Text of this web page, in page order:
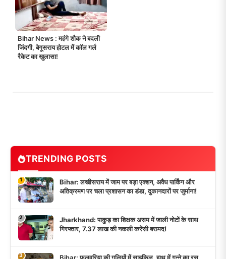
Bihar News : महंगे शौक ने बदली
जिंदगी, बेगूसराय होटल में कॉल गर्ल
रैकेट का खुलासा!
TRENDING POSTS
1
Bihar: लखीसराय में जाम पर बड़ा एक्शन, अवैध पार्किंग और
अतिक्रमण पर चला प्रशासन का डंडा, दुकानदारों पर जुर्माना!
2
Jharkhand: पाकुड़ का शिक्षक असम में जाली नोटों के साथ
गिरफ्तार, 7.37 लाख की नकली करेंसी बरामद!
3
Bihar: फुलवरिया की गलियों में साइकिल, हाथ में गन्ने का रस